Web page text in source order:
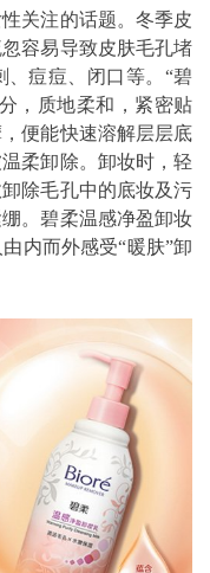
关注的话题。冬季皮
容易导致皮肤毛孔堵
、痘痘、闭口等。“碧
，质地柔和，紧密贴
便能快速溶解层层底
柔卸除。卸妆时，轻
除毛孔中的底妆及污
。碧柔温感净盈卸妆
内而外感受“暖肤”卸